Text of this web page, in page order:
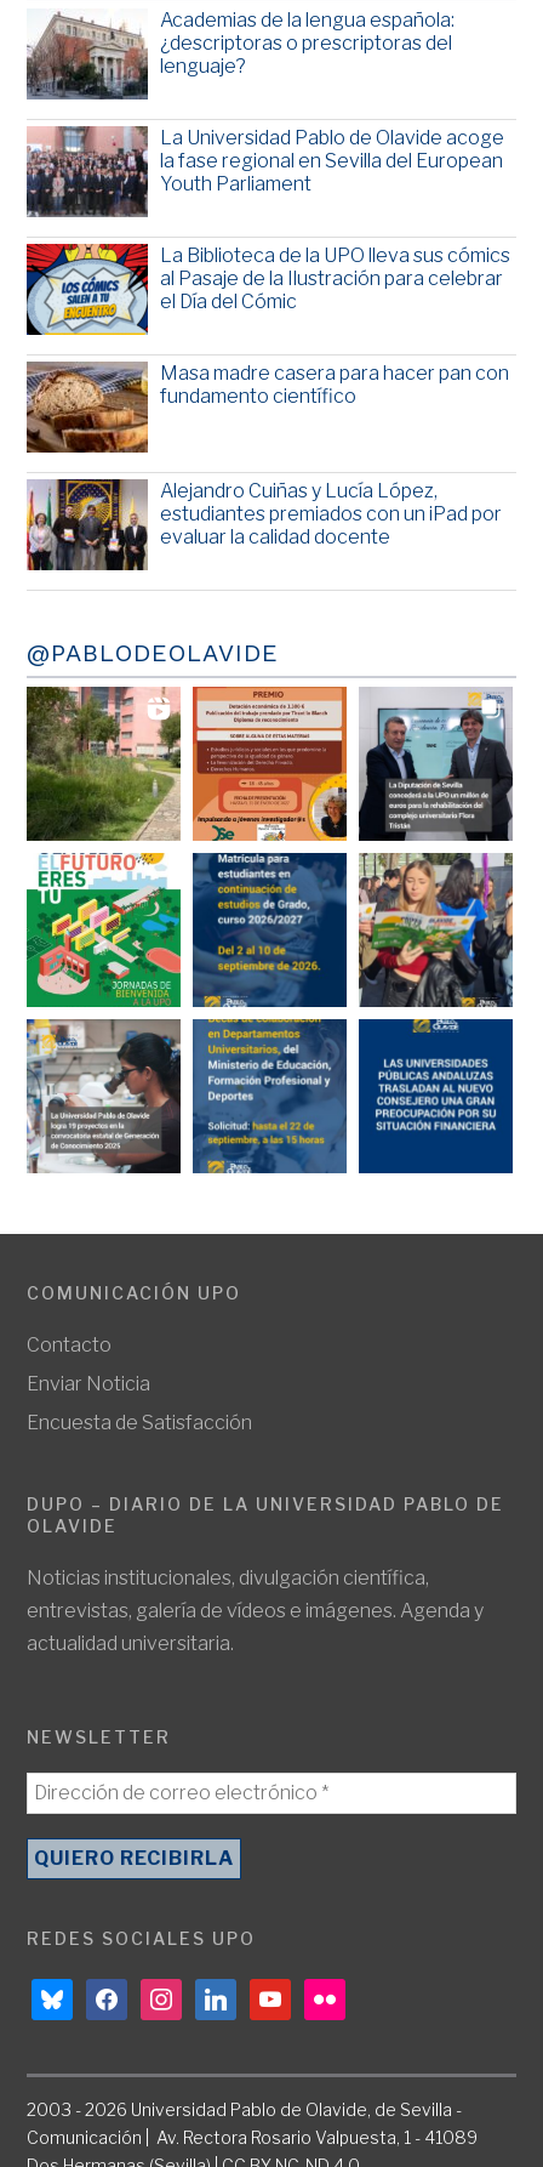
Academias de la lengua española:
¿descriptoras o prescriptoras del
lenguaje?
La Universidad Pablo de Olavide acoge
la fase regional en Sevilla del European
Youth Parliament
La Biblioteca de la UPO lleva sus cómics
al Pasaje de la Ilustración para celebrar
el Día del Cómic
Masa madre casera para hacer pan con
fundamento científico
Alejandro Cuiñas y Lucía López,
estudiantes premiados con un iPad por
evaluar la calidad docente
@PABLODEOLAVIDE
COMUNICACIÓN UPO
Contacto
Enviar Noticia
Encuesta de Satisfacción
DUPO – DIARIO DE LA UNIVERSIDAD PABLO DE
OLAVIDE
Noticias institucionales, divulgación científica,
entrevistas, galería de vídeos e imágenes. Agenda y
actualidad universitaria.
NEWSLETTER
REDES SOCIALES UPO
blueskyfacebookinstagramlinkedinyoutubeflickr
2003 - 2026 Universidad Pablo de Olavide, de Sevilla -
Comunicación | Av. Rectora Rosario Valpuesta, 1 - 41089